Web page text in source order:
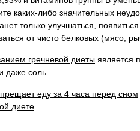
каких-либо значительных
только улучшаться,
от чисто белковых (мясо,
гречневой диеты является
даже соль.
еду за 4 часа перед сном
диете